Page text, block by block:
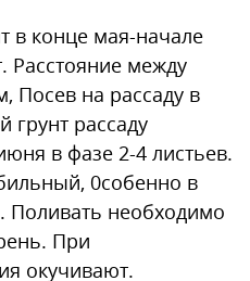
в конце мая-начале
Расстояние между
Посев на рассаду в
грунт рассаду
в фазе 2-4 листьев.
0собенно в
необходимо
При
окучивают.